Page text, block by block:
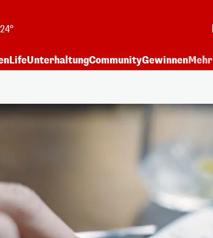
LifeUnterhaltungCommunityGewinnenMehr